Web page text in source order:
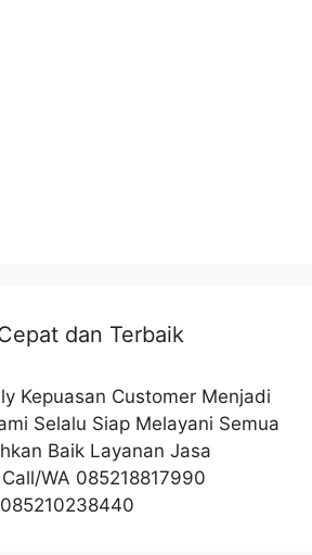
dan Terbaik
Kepuasan Customer Menjadi
Selalu Siap Melayani Semua
Baik Layanan Jasa
WA 085218817990